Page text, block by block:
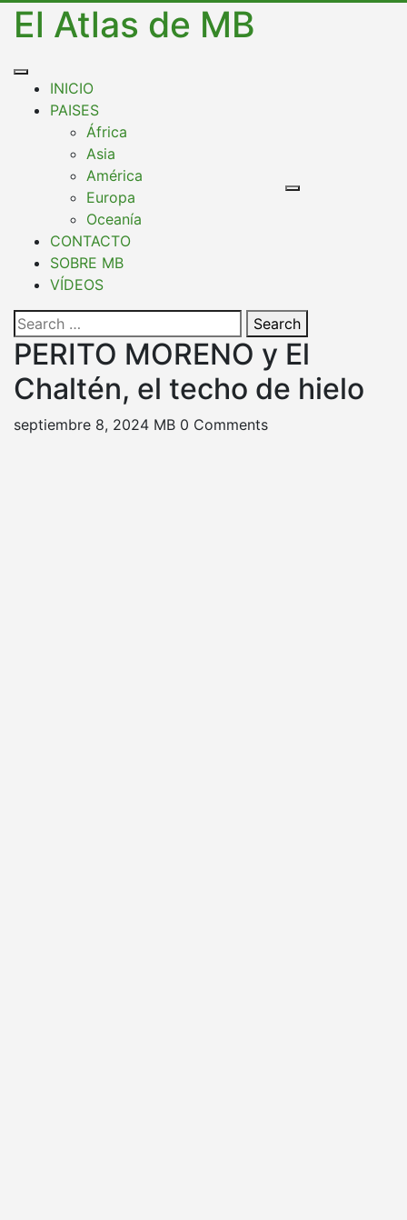
SkipEl Atlas de MB
Open
Button
INICIO
PAISES
África
Asia
América
Europa
Oceanía
CONTACTO
SOBRE MB
VÍDEOS
Close
Button
Search
PERITO MORENO y El
Chaltén, el techo de hielo
septiembre 8, 2024 MB 0 Comments